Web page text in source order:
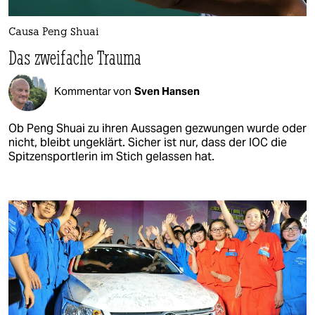
Causa Peng Shuai
Das zweifache Trauma
Kommentar von Sven Hansen
Ob Peng Shuai zu ihren Aussagen gezwungen wurde oder
nicht, bleibt ungeklärt. Sicher ist nur, dass der IOC die
Spitzensportlerin im Stich gelassen hat.